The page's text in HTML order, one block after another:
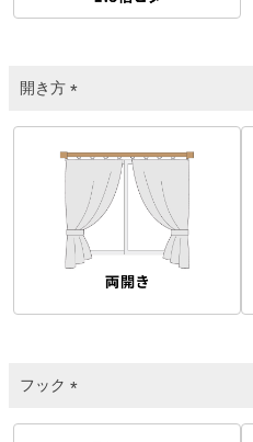
開き方
須
フック